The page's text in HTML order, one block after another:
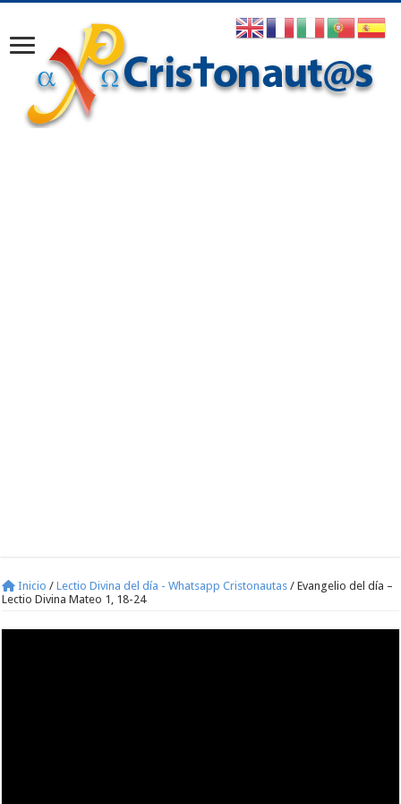
Inicio / Lectio Divina del día - Whatsapp Cristonautas / Evangelio del día –
Lectio Divina Mateo 1, 18-24